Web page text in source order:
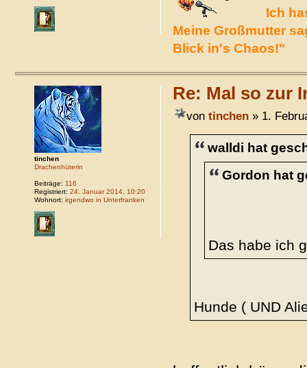
Ich
Meine Großmutter
Blick in's Chaos!"
Re: Mal so zur
von tinchen» 1.
walldi hat
Gordon hat
Das habe ich
Hunde ( UND
tinchen
Drachenhüterin
Beiträge: 116
Registriert: 24. Januar 2014, 10:20
Wohnort: irgendwo in Unterfranken